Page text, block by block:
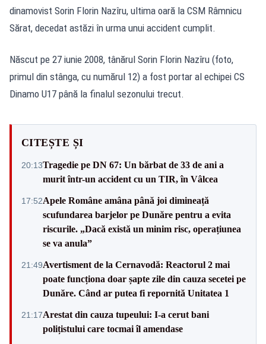
dinamovist Sorin Florin Nazîru, ultima oară la CSM Râmnicu
Sărat, decedat astăzi în urma unui accident cumplit.
Născut pe 27 iunie 2008, tânărul Sorin Florin Nazîru (foto,
primul din stânga, cu numărul 12) a fost portar al echipei CS
Dinamo U17 până la finalul sezonului trecut.
CITEȘTE ȘI
20:13Tragedie pe DN 67: Un bărbat de 33 de ani a
murit într-un accident cu un TIR, în Vâlcea
17:52Apele Române amâna până joi dimineață
scufundarea barjelor pe Dunăre pentru a evita
riscurile. „Dacă există un minim risc, operațiunea
se va anula”
21:49Avertisment de la Cernavodă: Reactorul 2 mai
poate funcționa doar șapte zile din cauza secetei pe
Dunăre. Când ar putea fi repornită Unitatea 1
21:17Arestat din cauza tupeului: I-a cerut bani
polițistului care tocmai îl amendase